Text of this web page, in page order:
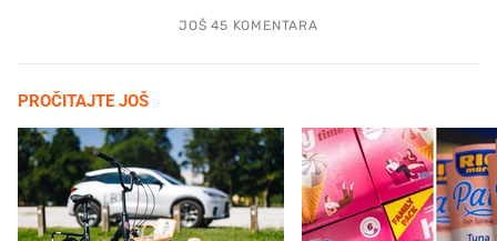
JOŠ 45 KOMENTARA
PROČITAJTE JOŠ